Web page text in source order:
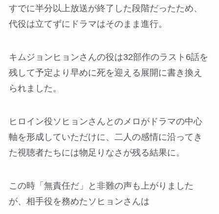
すでに半分以上放送が終了した段階だったため、
代役は立てずにドラマはそのまま進行。
キムジョンヒョンさんの役は32部作のラスト6話を
残して予定より早めに死を迎える展開に書き換え
られました。
ヒロイン役ソヒョンさんとのメロがドラマの中心
軸を形成していただけに、二人の感情に沿ってき
た視聴者たちには物足りなさが残る結果に。
この時「無責任だ」と非難の声も上がりました
が、相手役を務めたソヒョンさんは